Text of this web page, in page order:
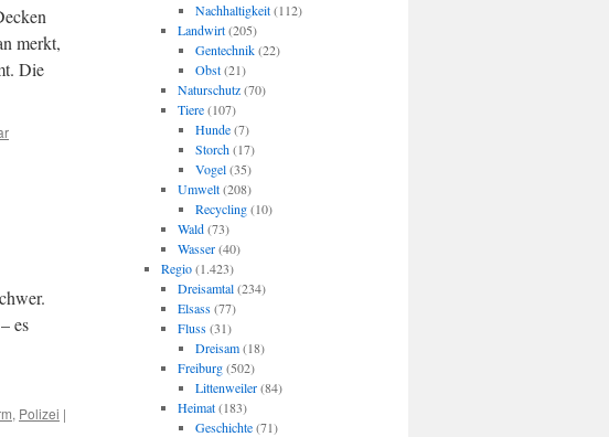
merkt,
Die
es
, Polizei |
Nachhaltigkeit(112)
Landwirt(205)
Gentechnik(22)
Obst(21)
Naturschutz(70)
Tiere(107)
Hunde(7)
Storch(17)
Vogel(35)
Umwelt(208)
Recycling(10)
Wald(73)
Wasser(40)
Regio(1.423)
Dreisamtal(234)
Elsass(77)
Fluss(31)
Dreisam(18)
Freiburg(502)
Littenweiler(84)
Heimat(183)
Geschichte(71)